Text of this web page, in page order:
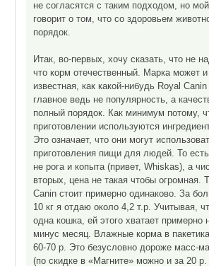
не согласятся с таким подходом, но
говорит о том, что со здоровьем
порядок.
Итак, во-первых, хочу сказать, что не
что корм отечественный. Марка может и
известная, как какой-нибудь Royal
главное ведь не популярность, а
полный порядок. Как минимум потому,
приготовлении используются
Это означает, что они могут
приготовления пищи для людей. То
не рога и копыта (привет, Whiskas), а
вторых, цена не такая чтобы огромная.
Canin стоит примерно одинаково. За
10 кг я отдаю около 4,2 т.р. Учитывая,
одна кошка, ей этого хватает примерно
минус месяц. Влажные корма в
60-70 р. Это безусловно дороже масс-
(по скидке в «Магните» можно и за 20 р.